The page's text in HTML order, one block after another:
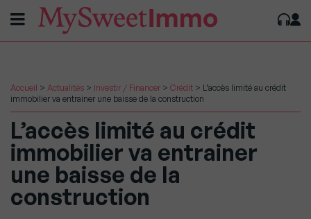
Accueil > Actualités > Investir / Financer > Crédit > L’accès limité au crédit
immobilier va entrainer une baisse de la construction
L’accès limité au crédit
immobilier va entrainer
une baisse de la
construction